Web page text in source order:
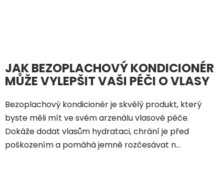
JAK BEZOPLACHOVÝ KONDICIONÉR
MŮŽE VYLEPŠIT VAŠI PÉČI O VLASY
Bezoplachový kondicionér je skvělý produkt, který
byste měli mít ve svém arzenálu vlasové péče.
Dokáže dodat vlasům hydrataci, chrání je před
poškozením a pomáhá jemně rozčesávat n...